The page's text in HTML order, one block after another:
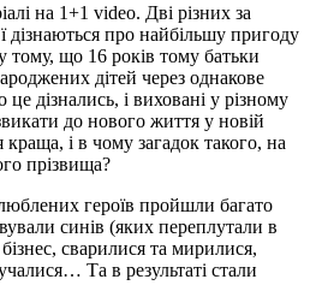
на 1+1 video. Дві різних за
дізнаються про найбільшу пригоду
тому, що 16 років тому батьки
дітей через однакове
дізнались, і виховані у різному
до нового життя у новій
краща, і в чому загадок такого, на
прізвища?
героїв пройшли багато
синів (яких переплутали в
сварилися та мирилися,
Та в результаті стали